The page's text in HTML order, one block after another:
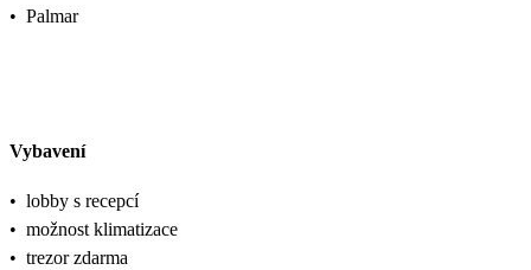
• Palmar
Vybavení
• lobby s recepcí
• možnost klimatizace
• trezor zdarma